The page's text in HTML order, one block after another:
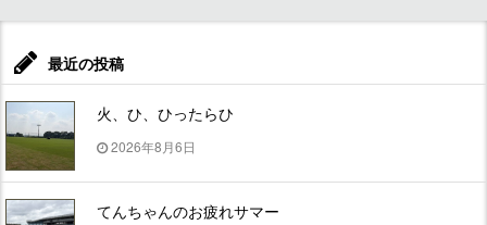
最近の投稿
火、ひ、ひったらひ
2026年8月6日
てんちゃんのお疲れサマー